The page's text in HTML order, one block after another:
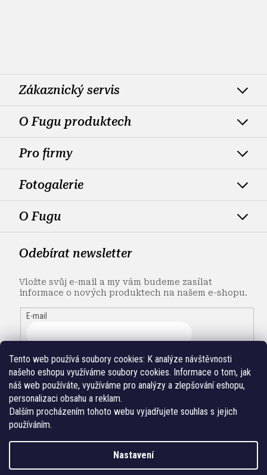
Tento web používá soubory cookies: K analýze návštěvnosti
našeho eshopu využíváme soubory cookies. Informace o tom, jak
náš web používáte, využíváme pro analýzy a zlepšování eshopu,
personalizaci obsahu a reklam.
Dalším procházením tohoto webu vyjadřujete souhlas s jejich
používáním.
Nastavení
Zákaznický servis
O Fugu produktech
Pro firmy
Fotogalerie
O Fugu
Odebírat newsletter
Vložte svůj e-mail a my vám budeme zasílat
informace o nových produktech na našem e-shopu.
E-mail